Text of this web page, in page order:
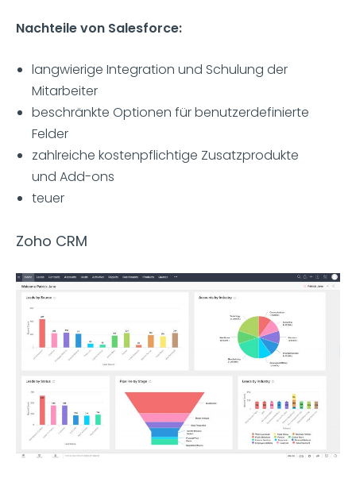
Nachteile von Salesforce:
langwierige Integration und Schulung der
Mitarbeiter
beschränkte Optionen für benutzerdefinierte
Felder
zahlreiche kostenpflichtige Zusatzprodukte
und Add-ons
teuer
Zoho CRM